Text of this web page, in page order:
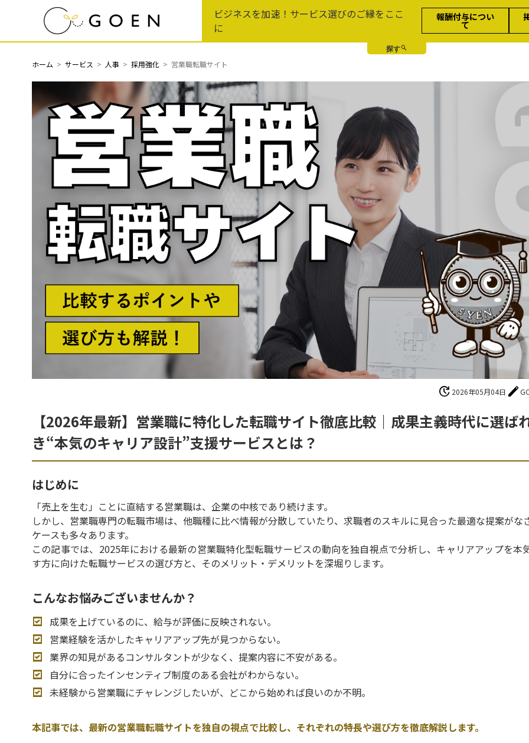
ビジネスを加速！サービス選びのご縁をここ
に
報酬付与につい
て
ホーム サービス 人事 採用強化 営業職転職サイト
update 2026年05月04日 edit
【2026年最新】営業職に特化した転職サイト徹底比較｜成果主義時代に選ば
き“本気のキャリア設計”支援サービスとは？
はじめに
「売上を生む」ことに直結する営業職は、企業の中核であり続けます。
しかし、営業職専門の転職市場は、他職種に比べ情報が分散していたり、求職者のスキルに見合った最適な提案がな
ケースも多々あります。
この記事では、2025年における最新の営業職特化型転職サービスの動向を独自視点で分析し、キャリアアップを本
す方に向けた転職サービスの選び方と、そのメリット・デメリットを深堀りします。
こんなお悩みございませんか？
成果を上げているのに、給与が評価に反映されない。
営業経験を活かしたキャリアアップ先が見つからない。
業界の知見があるコンサルタントが少なく、提案内容に不安がある。
自分に合ったインセンティブ制度のある会社がわからない。
未経験から営業職にチャレンジしたいが、どこから始めれば良いのか不明。
本記事では、最新の営業職転職サイトを独自の視点で比較し、それぞれの特長や選び方を徹底解説します。